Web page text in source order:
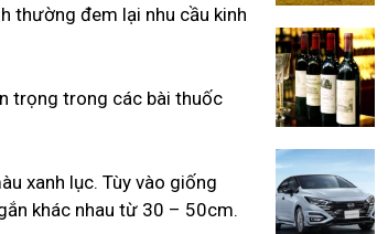
thường đem lại nhu cầu kinh
trọng trong các bài thuốc
xanh lục. Tùy vào giống
khác nhau từ 30 – 50cm.